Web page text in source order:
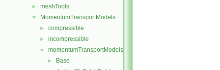
► meshTools
▼ MomentumTransportModels
► compressible
► incompressible
▼ momentumTransportModels
► Base